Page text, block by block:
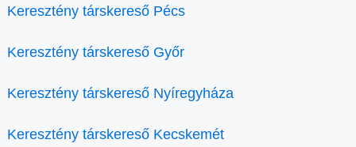
Keresztény társkereső Pécs
Keresztény társkereső Győr
Keresztény társkereső Nyíregyháza
Keresztény társkereső Kecskemét